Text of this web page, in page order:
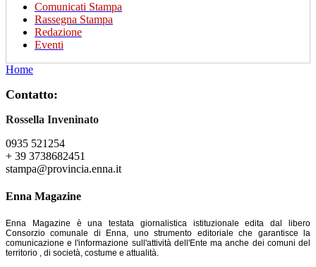
Comunicati Stampa
Rassegna Stampa
Redazione
Eventi
Home
Contatto:
Rossella Inveninato
0935 521254
+ 39 3738682451
stampa@provincia.enna.it
Enna Magazine
Enna Magazine è una testata giornalistica istituzionale edita dal libero
Consorzio comunale di Enna, uno strumento editoriale che garantisce la
comunicazione e l'informazione sull'attività dell'Ente ma anche dei comuni del
territorio , di società, costume e attualità.